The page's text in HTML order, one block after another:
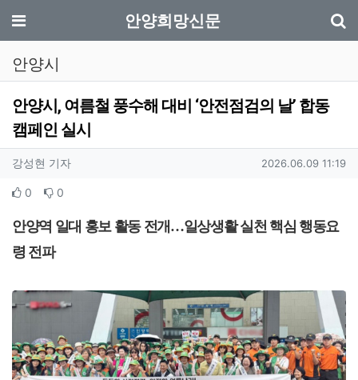
메뉴 안양희망신문
안양시
안양시, 여름철 풍수해 대비 ‘안전점검의 날’ 합동
캠페인 실시
작성자 정보
강성현 기자작성 작성일
2026.06.09 11:19
컨텐츠 정보
0 추천 0
본문
안양역 일대 홍보 활동 전개 …일상생활 실천 핵심 행동요
령 전파